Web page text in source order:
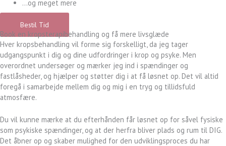
...og meget mere
Bestil Tid
Book en kropsterapibehandling og få mere livsglæde
Hver kropsbehandling vil forme sig forskelligt, da jeg tager
udgangspunkt i dig og dine udfordringer i krop og psyke. Men
overordnet undersøger og mærker jeg ind i spændinger og
fastlåsheder, og hjælper og støtter dig i at få løsnet op. Det vil altid
foregå i samarbejde mellem dig og mig i en tryg og tillidsfuld
atmosfære.
Du vil kunne mærke at du efterhånden får løsnet op for såvel fysiske
som psykiske spændinger, og at der herfra bliver plads og rum til DIG.
Det åbner op og skaber mulighed for den udviklingsproces du har